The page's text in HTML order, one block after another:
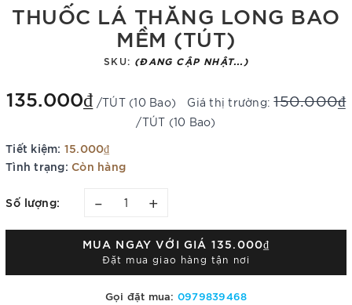
THUỐC LÁ THĂNG LONG BAO
MỀM (TÚT)
SKU: (ĐANG CẬP NHẬT...)
135.000₫ /TÚT (10 Bao) Giá thị trường:150.000₫
/TÚT (10 Bao)
Tiết kiệm: 15.000₫
Tình trạng: Còn hàng
Số lượng: – +
MUA NGAY VỚI GIÁ 135.000₫
Đặt mua giao hàng tận nơi
Gọi đặt mua: 0979839468